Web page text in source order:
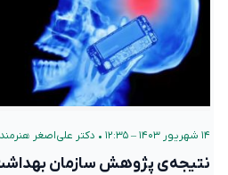
۱۴ شهریور ۱۴۰۳ – ۱۲:۳۵ • دکتر علی‌اصغر هنرمند
نتیجه‌ی پژوهش سازمان